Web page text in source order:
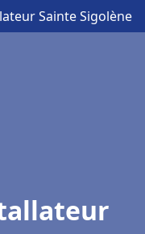
Sainte Sigolène